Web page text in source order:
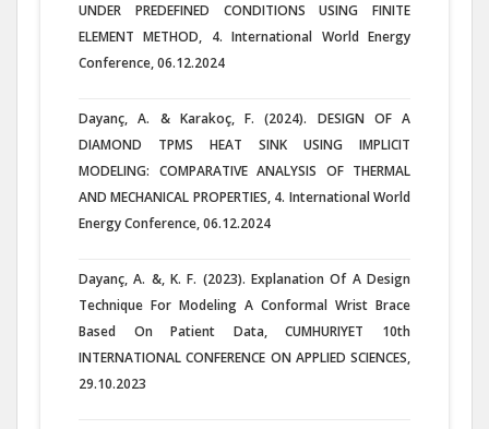
UNDER PREDEFINED CONDITIONS USING FINITE
ELEMENT METHOD, 4. International World Energy
Conference, 06.12.2024
Dayanç, A. & Karakoç, F. (2024). DESIGN OF A
DIAMOND TPMS HEAT SINK USING IMPLICIT
MODELING: COMPARATIVE ANALYSIS OF THERMAL
AND MECHANICAL PROPERTIES, 4. International World
Energy Conference, 06.12.2024
Dayanç, A. &, K. F. (2023). Explanation Of A Design
Technique For Modeling A Conformal Wrist Brace
Based On Patient Data, CUMHURIYET 10th
INTERNATIONAL CONFERENCE ON APPLIED SCIENCES,
29.10.2023